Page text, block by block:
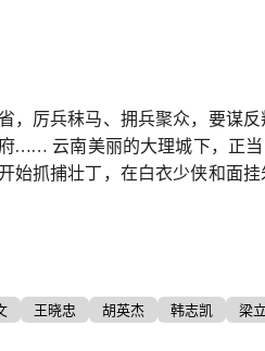
，厉兵秣马、拥兵聚众，要谋
…… 云南美丽的大理城下，正
始抓捕壮丁，在白衣少侠和面
缘……宁宁武功超群、神出鬼没
并不得民心，上有康熙皇帝的
严。 起兵前，吴三桂携王妃陈
将领金如意联手，共同谋划反
王晓忠 胡英杰 韩志凯 梁立